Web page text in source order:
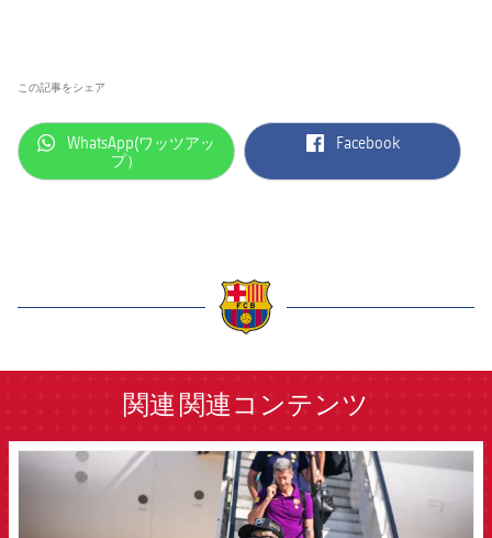
この記事をシェア
label.aria.whatsapp
WhatsApp(ワッツアッ
プ）
label.aria.facebook
Facebook
関連 関連コンテンツ
FCB Barcelona badge